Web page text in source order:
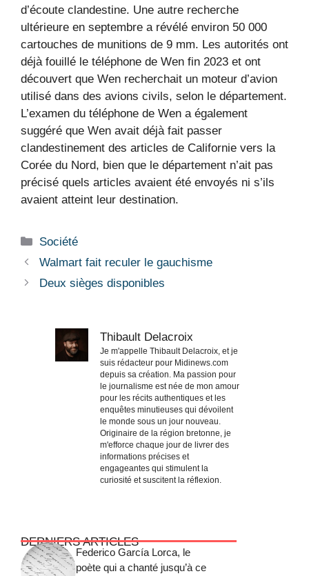
d’écoute clandestine. Une autre recherche
ultérieure en septembre a révélé environ 50 000
cartouches de munitions de 9 mm. Les autorités ont
déjà fouillé le téléphone de Wen fin 2023 et ont
découvert que Wen recherchait un moteur d’avion
utilisé dans des avions civils, selon le département.
L’examen du téléphone de Wen a également
suggéré que Wen avait déjà fait passer
clandestinement des articles de Californie vers la
Corée du Nord, bien que le département n’ait pas
précisé quels articles avaient été envoyés ni s’ils
avaient atteint leur destination.
Catégories
Société
Walmart fait reculer le gauchisme
Deux sièges disponibles
Thibault Delacroix
Je m'appelle Thibault Delacroix, et je
suis rédacteur pour Midinews.com
depuis sa création. Ma passion pour
le journalisme est née de mon amour
pour les récits authentiques et les
enquêtes minutieuses qui dévoilent
le monde sous un jour nouveau.
Originaire de la région bretonne, je
m'efforce chaque jour de livrer des
informations précises et
engageantes qui stimulent la
curiosité et suscitent la réflexion.
DERNIERS ARTICLES
Federico García Lorca, le
poète qui a chanté jusqu’à ce